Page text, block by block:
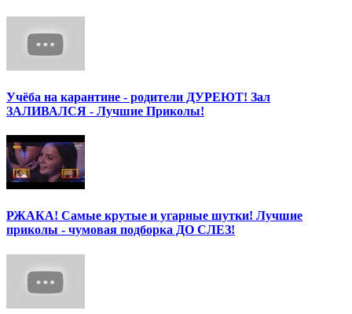
Учёба на карантине - родители ДУРЕЮТ! Зал
ЗАЛИВАЛСЯ - Лучшие Приколы!
РЖАКА! Самые крутые и угарные шутки! Лучшие
приколы - чумовая подборка ДО СЛЕЗ!